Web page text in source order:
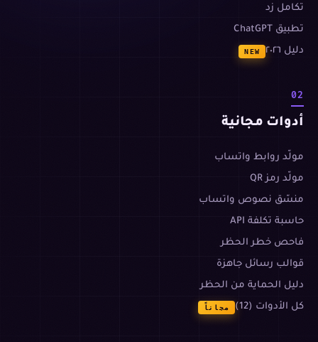
تكامل زد
تطبيق ChatGPT
دليل ٢٠٢٦
NEW
02
أدوات مجانية
مولّد روابط واتساب
مولّد رمز QR
منسّق نصوص واتساب
حاسبة تكلفة API
فاحص خطر الحظر
قوالب رسائل جاهزة
دليل الحماية من الحظر
كل الأدوات (12)
مجاناً